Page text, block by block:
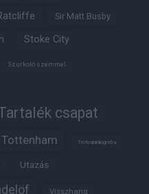
Sir Matt Busby
Stoke City
Szurkoló szemmel
csapat
Tottenham Trófeabibliográfia
Utazás
Visszhang